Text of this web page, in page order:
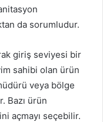
da sorumludur.
giriş seviyesi bir
sahibi olan ürün
veya bölge
Bazı ürün
açmayı seçebilir.